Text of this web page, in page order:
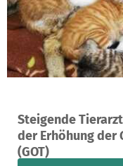
Steigende
der Erhöhung der
(GOT)
Ein Projekt in
710
Spenden